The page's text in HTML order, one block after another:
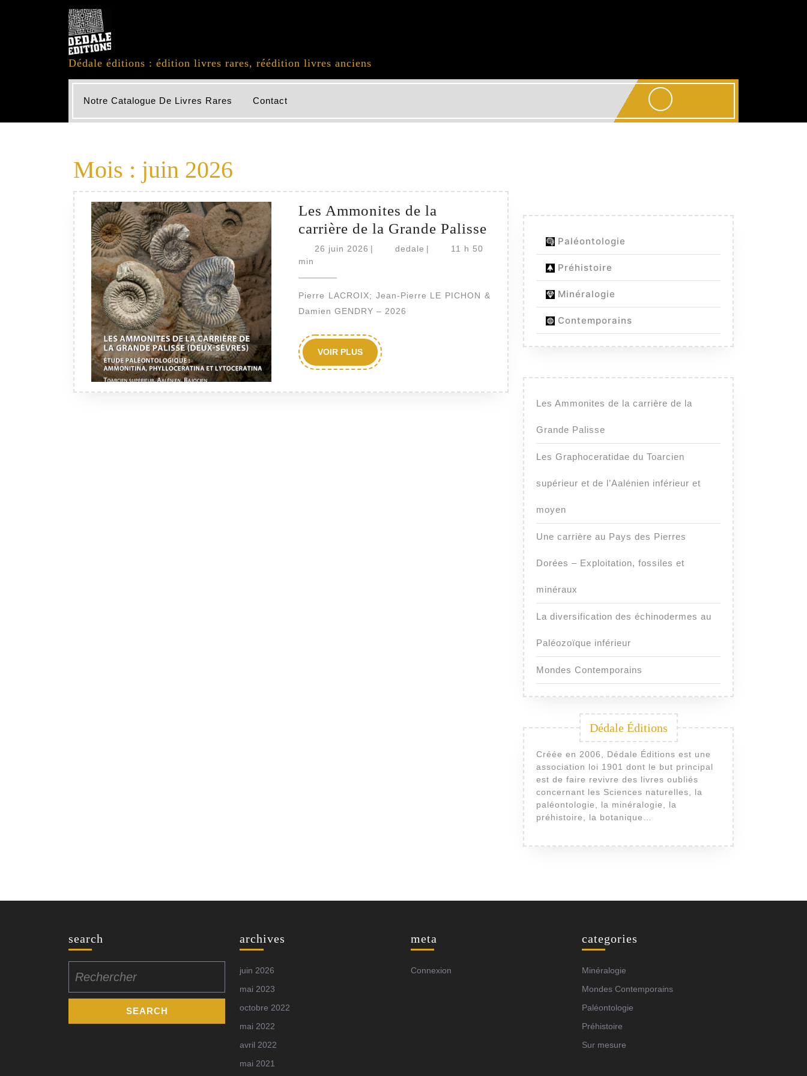
Dédale éditions : édition livres rares, réédition livres anciens
Notre Catalogue De Livres Rares Contact
Mois : juin 2026
Les Ammonites de la
carrière de la Grande PalisseLes
Ammonites
carrière
Grande
Palisse
26 juin 2026 26
| dedale dedale
|
11 h 50
min
Pierre LACROIX; Jean-Pierre LE PICHON &
Damien GENDRY – 2026
VOIR PLUSVOIR
PLUS
Paléontologie
Préhistoire
Minéralogie
Contemporains
Les Ammonites de la carrière de la
Grande Palisse
Les Graphoceratidae du Toarcien
supérieur et de l’Aalénien inférieur et
moyen
Une carrière au Pays des Pierres
Dorées – Exploitation, fossiles et
minéraux
La diversification des échinodermes au
Paléozoïque inférieur
Mondes Contemporains
Dédale Éditions
Créée en 2006, Dédale Éditions est une
association loi 1901 dont le but principal
est de faire revivre des livres oubliés
concernant les Sciences naturelles, la
paléontologie, la minéralogie, la
préhistoire, la botanique…
search
for:
archives
juin 2026
mai 2023
octobre 2022
mai 2022
avril 2022
mai 2021
meta
Connexion
categories
Minéralogie
Mondes Contemporains
Paléontologie
Préhistoire
Sur mesure